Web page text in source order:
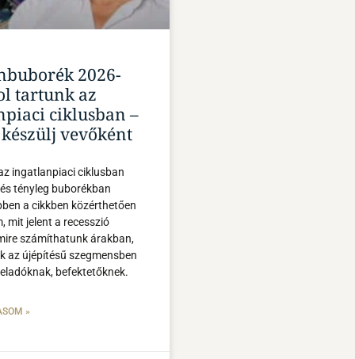
2026-
tartunk az
ciklusban –
vevőként
ingatlanpiaci ciklusban
tényleg buborékban
a cikkben közérthetően
mit jelent a recesszió
számíthatunk árakban,
az újépítésű szegmensben
befektetőknek.
»